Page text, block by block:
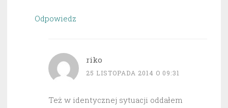
Odpowiedz
riko
25 LISTOPADA 2014 O 09:31
Też w identycznej sytuacji oddałem